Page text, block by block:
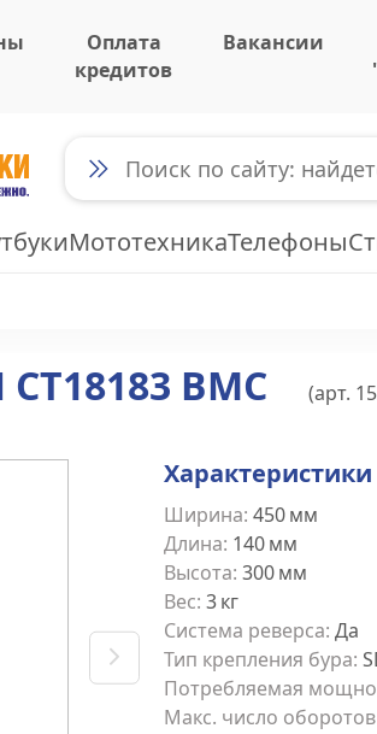
Оплата
кредитов
Вакансии
МототехникаТелефоны
BMC (арт.
Характеристики
Ширина: 450мм
Длина: 140мм
Высота: 300мм
Вес: 3кг
Система реверса: Да
Тип крепления бура:
Потребляемая
Макс. число